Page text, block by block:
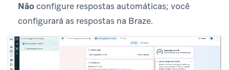
Nãoconfigure respostas automáticas; você
configurará as respostas na Braze.